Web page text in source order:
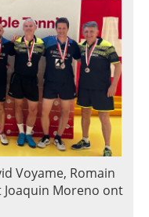
Voyame, Romain
Joaquin Moreno ont